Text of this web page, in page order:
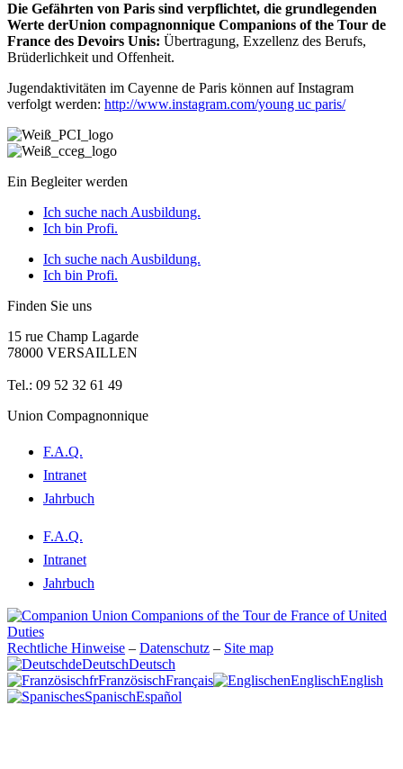
Die Gefährten von Paris sind verpflichtet, die grundlegenden
Werte derUnion compagnonnique Companions of the Tour de
France des Devoirs Unis: Übertragung, Exzellenz des Berufs,
Brüderlichkeit und Offenheit.
Jugendaktivitäten im Cayenne de Paris können auf Instagram
verfolgt werden: http://www.instagram.com/young uc paris/
Ein Begleiter werden
Ich suche nach Ausbildung.
Ich bin Profi.
Ich suche nach Ausbildung.
Ich bin Profi.
Finden Sie uns
15 rue Champ Lagarde
78000 VERSAILLEN
Tel.: 09 52 32 61 49
Union Compagnonnique
F.A.Q.
Intranet
Jahrbuch
F.A.Q.
Intranet
Jahrbuch
Rechtliche Hinweise – Datenschutz – Site map
deDeutschDeutsch
frFranzösischFrançais enEnglischEnglish
esSpanischEspañol